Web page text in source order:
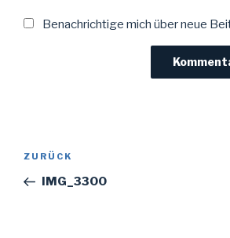
Benachrichtige mich über neue
Beitragsnavigation
Vorheriger
Beitrag
ZURÜCK
IMG_3300